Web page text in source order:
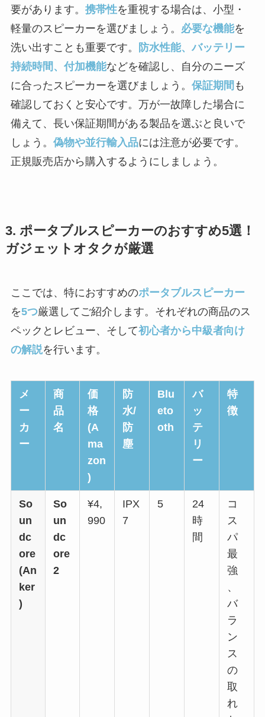
要があります。 携帯性を重視する場合は、小型・
軽量のスピーカーを選びましょう。 必要な機能を
洗い出すことも重要です。
防水性能、バッテリー
持続時間、付加機能などを確認し、自分のニーズ
に合ったスピーカーを選びましょう。 保証期間 も
確認しておくと安心です。万が一故障した場合に
備えて、長い保証期間がある製品を選ぶと良いで
しょう。 偽物や並行輸入品には注意が必要です。
正規販売店から購入するようにしましょう。
3. ポータブルスピーカーのおすすめ5選！
ガジェットオタクが厳選
ここでは、特におすすめのポータブルスピーカー
を5つ厳選してご紹介します。それぞれの商品のス
ペックとレビュー、そして初心者から中級者向け
の解説を行います。
メ
ー
カ
ー
商
品
名
価
格
(A
ma
zon
)
防
水/
防
塵
Blu
eto
oth
バ
ッ
テ
リ
ー
特
徴
So
un
dc
ore
(An
ker
)
So
un
dc
ore
2
¥4,
990
IPX
7
5
24
時
間
コ
ス
パ
最
強
、
バ
ラ
ン
ス
の
取
れ